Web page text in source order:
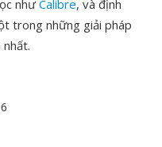
nhưCalibre, và định
trong những giải pháp